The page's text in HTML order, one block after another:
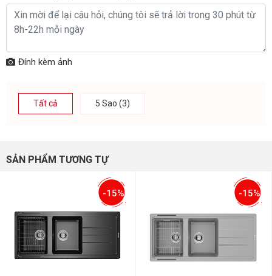
Đính kèm ảnh
Tất cả 5 Sao (3)
SẢN PHẨM TƯƠNG TỰ
-15% -15%